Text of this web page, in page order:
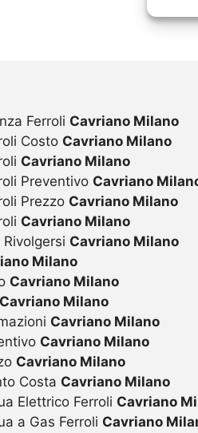
Ferroli Cavriano Milano
Costo Cavriano Milano
Cavriano Milano
Preventivo Cavriano
Prezzo Cavriano Milano
Cavriano Milano
Cavriano Milano
Milano
Cavriano Milano
Cavriano Milano
Cavriano Milano
Cavriano Milano
Cavriano Milano
Costa Cavriano Milano
Elettrico Ferroli Cavriano
a Gas Ferroli Cavriano